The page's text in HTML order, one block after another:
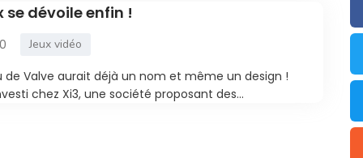
se dévoile enfin !
0 Jeux vidéo
Valve aurait déjà un nom et même un design !
chez Xi3, une société proposant des...